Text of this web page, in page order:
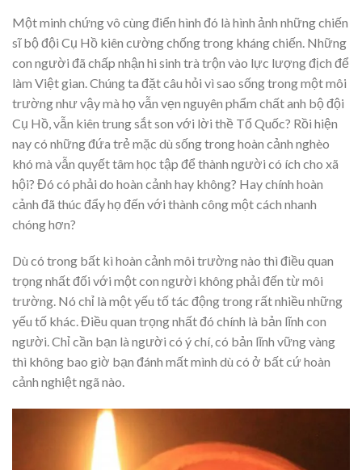
Một minh chứng vô cùng điển hình đó là hình ảnh những chiến
sĩ bộ đội Cụ Hồ kiên cường chống trong kháng chiến. Những
con người đã chấp nhận hi sinh trà trộn vào lực lượng địch để
làm Việt gian. Chúng ta đặt câu hỏi vì sao sống trong một môi
trường như vậy mà họ vẫn vẹn nguyên phẩm chất anh bộ đội
Cụ Hồ, vẫn kiên trung sắt son với lời thề Tổ Quốc? Rồi hiện
nay có những đứa trẻ mặc dù sống trong hoàn cảnh nghèo
khó mà vẫn quyết tâm học tập để thành người có ích cho xã
hội? Đó có phải do hoàn cảnh hay không? Hay chính hoàn
cảnh đã thúc đẩy họ đến với thành công một cách nhanh
chóng hơn?
Dù có trong bất kì hoàn cảnh môi trường nào thì điều quan
trọng nhất đối với một con người không phải đến từ môi
trường. Nó chỉ là một yếu tố tác động trong rất nhiều những
yếu tố khác. Điều quan trọng nhất đó chính là bản lĩnh con
người. Chỉ cần bạn là người có ý chí, có bản lĩnh vững vàng
thì không bao giờ bạn đánh mất mình dù có ở bất cứ hoàn
cảnh nghiệt ngã nào.